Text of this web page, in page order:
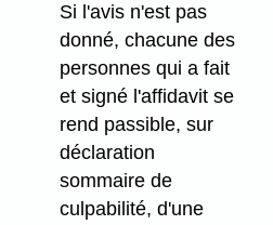
Si l'avis n'est pas
donné, chacune des
personnes qui a fait
et signé l'affidavit se
rend passible, sur
déclaration
sommaire de
culpabilité, d'une